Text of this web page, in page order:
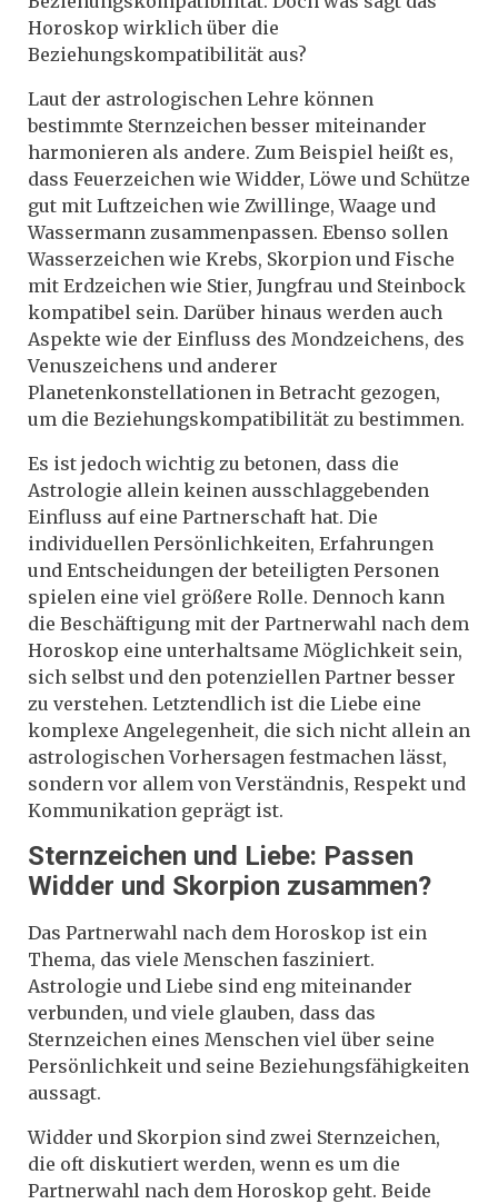
Horoskop wirklich über die
Beziehungskompatibilität aus?
Laut der astrologischen Lehre können
bestimmte Sternzeichen besser miteinander
harmonieren als andere. Zum Beispiel heißt es,
dass Feuerzeichen wie Widder, Löwe und Schütze
gut mit Luftzeichen wie Zwillinge, Waage und
Wassermann zusammenpassen. Ebenso sollen
Wasserzeichen wie Krebs, Skorpion und Fische
mit Erdzeichen wie Stier, Jungfrau und Steinbock
kompatibel sein. Darüber hinaus werden auch
Aspekte wie der Einfluss des Mondzeichens, des
Venuszeichens und anderer
Planetenkonstellationen in Betracht gezogen,
um die Beziehungskompatibilität zu bestimmen.
Es ist jedoch wichtig zu betonen, dass die
Astrologie allein keinen ausschlaggebenden
Einfluss auf eine Partnerschaft hat. Die
individuellen Persönlichkeiten, Erfahrungen
und Entscheidungen der beteiligten Personen
spielen eine viel größere Rolle. Dennoch kann
die Beschäftigung mit der Partnerwahl nach dem
Horoskop eine unterhaltsame Möglichkeit sein,
sich selbst und den potenziellen Partner besser
zu verstehen. Letztendlich ist die Liebe eine
komplexe Angelegenheit, die sich nicht allein an
astrologischen Vorhersagen festmachen lässt,
sondern vor allem von Verständnis, Respekt und
Kommunikation geprägt ist.
Sternzeichen und Liebe: Passen
Widder und Skorpion zusammen?
Das Partnerwahl nach dem Horoskop ist ein
Thema, das viele Menschen fasziniert.
Astrologie und Liebe sind eng miteinander
verbunden, und viele glauben, dass das
Sternzeichen eines Menschen viel über seine
Persönlichkeit und seine Beziehungsfähigkeiten
aussagt.
Widder und Skorpion sind zwei Sternzeichen,
die oft diskutiert werden, wenn es um die
Partnerwahl nach dem Horoskop geht. Beide